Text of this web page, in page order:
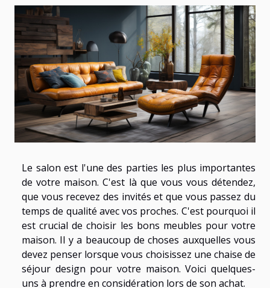
Le salon est l'une des parties les plus importantes
de votre maison. C'est là que vous vous détendez,
que vous recevez des invités et que vous passez du
temps de qualité avec vos proches. C'est pourquoi il
est crucial de choisir les bons meubles pour votre
maison. Il y a beaucoup de choses auxquelles vous
devez penser lorsque vous choisissez une chaise de
séjour design pour votre maison. Voici quelques-
uns à prendre en considération lors de son achat.